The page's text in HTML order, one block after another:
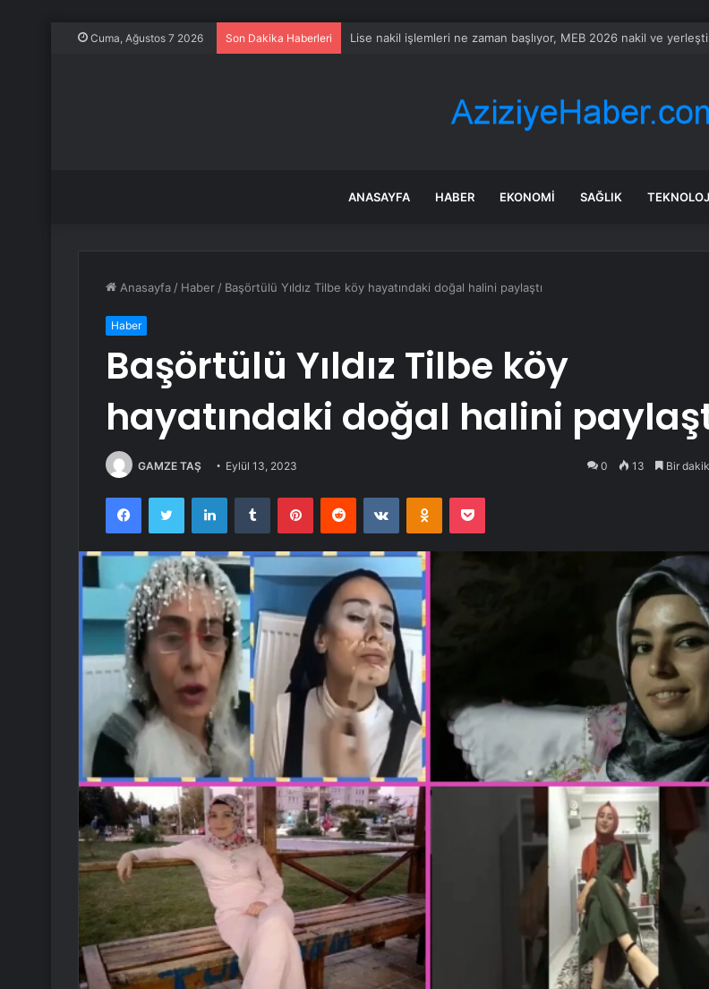
Cuma, Ağustos 7 2026 Son Dakika Haberleri Vezirköprü’de Huzurevi Projesine 192 Milyon TL Destek
ANASAYFA HABER EKONOMI SAĞLIK
Anasayfa / Haber / Başörtülü Yıldız Tilbe köy hayatındaki doğal halini paylaştı
Haber
Başörtülü Yıldız Tilbe köy
hayatındaki doğal halini
GAMZE TAŞ Eylül 13, 2023 0 13 Bir
FacebookTwitter LinkedInTumblr PinterestReddit VKontakteOdnoklassniki
Pocket